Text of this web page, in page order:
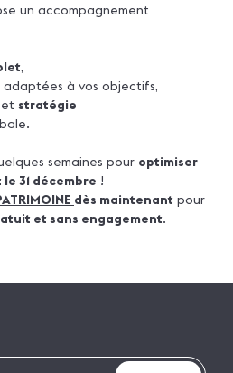
un accompagnement
,
adaptées à vos objectifs,
et stratégie
semaines pour optimiser
31 décembre !
dès maintenant pour
et sans engagement.